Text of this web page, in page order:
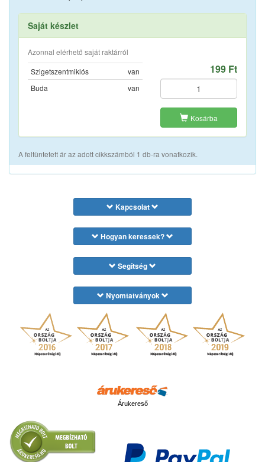
Saját készlet
Azonnal elérhető saját raktárról
Szigetszentmiklós
van
Buda
van
199 Ft
Kosárba
A feltüntetett ár az adott cikkszámból 1 db-ra vonatkozik.
Kapcsolat
Hogyan keressek?
Segítség
Nyomtatványok
Árukereső